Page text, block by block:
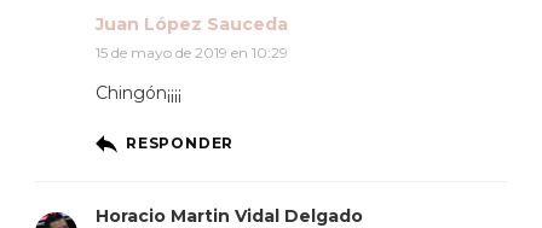
Juan López Sauceda
15 de mayo de 2019 en 10:29
Chingón¡¡¡¡
RESPONDER
Horacio Martin Vidal Delgado